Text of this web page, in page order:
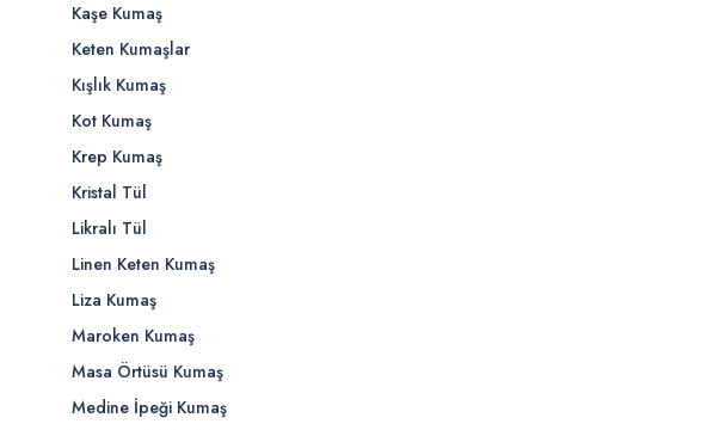
Kaşe Kumaş
Keten Kumaşlar
Kışlık Kumaş
Kot Kumaş
Krep Kumaş
Kristal Tül
Likralı Tül
Linen Keten Kumaş
Liza Kumaş
Maroken Kumaş
Masa Örtüsü Kumaş
Medine İpeği Kumaş